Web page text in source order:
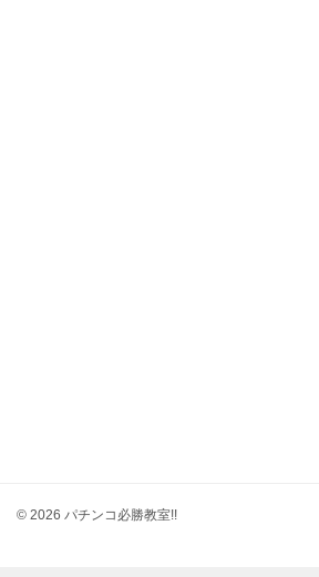
© 2026 パチンコ必勝教室!!